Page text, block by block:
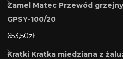
Zamel Matec Przewód
GPSY-100/20
653,50zł
Kratki Kratka miedziana z